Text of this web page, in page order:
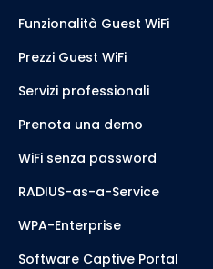
Funzionalità Guest WiFi
Prezzi Guest WiFi
Servizi professionali
Prenota una demo
WiFi senza password
RADIUS-as-a-Service
WPA-Enterprise
Software Captive Portal